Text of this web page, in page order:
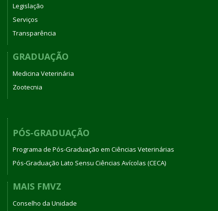
Legislação
Serviços
Transparência
GRADUAÇÃO
Medicina Veterinária
Zootecnia
PÓS-GRADUAÇÃO
Programa de Pós-Graduação em Ciências Veterinárias
Pós-Graduação Lato Sensu Ciências Avícolas (CECA)
MAIS FMVZ
Conselho da Unidade